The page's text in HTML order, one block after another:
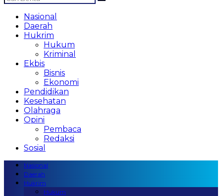
Nasional
Daerah
Hukrim
Hukum
Kriminal
Ekbis
Bisnis
Ekonomi
Pendidikan
Kesehatan
Olahraga
Opini
Pembaca
Redaksi
Sosial
Nasional
Daerah
Hukrim
Hukum